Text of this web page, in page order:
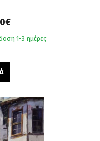
1-3 ημέρες